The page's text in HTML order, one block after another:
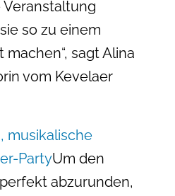
Veranstaltung
so zu einem
sagt Alina
vom Kevelaer
musikalische
PartyUm den
abzurunden,